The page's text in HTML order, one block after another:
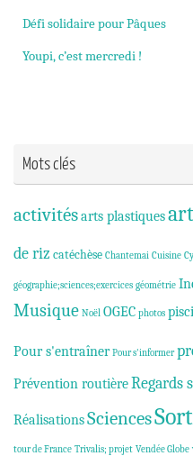
Défi solidaire pour Pâques
Youpi, c’est mercredi !
Mots clés
activitésarts plastiques
de riz catéchèse Chantemai Cuisine
géographie;sciences;exercices géométrie
Musique Noël OGEC photos
Pour s'entraîner Pour s'informer
Prévention routièreRegards
RéalisationsSciences
tour de France Trivalis; projet Vendée Globe